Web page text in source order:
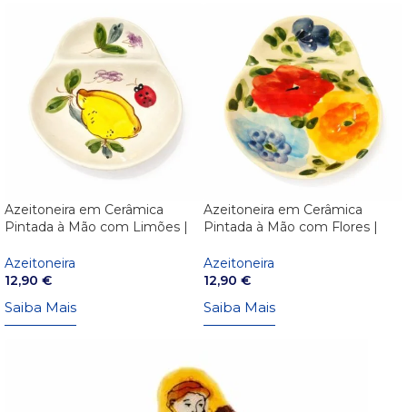
Azeitoneira em Cerâmica
Pintada à Mão com Limões |
Azeitoneira
12,90 €
Saiba Mais
Azeitoneira em Cerâmica
Pintada à Mão com Flores |
Azeitoneira
12,90 €
Saiba Mais